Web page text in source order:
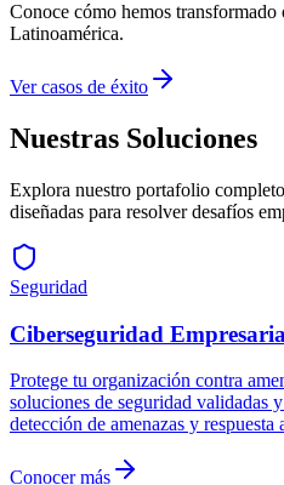
Conoce cómo hemos transformado
Latinoamérica.
Ver casos de éxito
Nuestras Soluciones
Explora nuestro portafolio
diseñadas para resolver desafíos
Seguridad
Ciberseguridad
Protege tu organización contra
soluciones de seguridad validadas
detección de amenazas y respuesta
Conocer más